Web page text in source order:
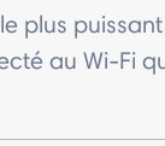
plus
au Wi-Fi